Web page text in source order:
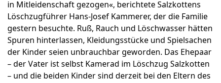
in Mitleidenschaft gezogen«, berichtete Salzkottens
Löschzugführer Hans-Josef Kammerer, der die Familie
gestern besuchte. Ruß, Rauch und Löschwasser hätten
Spuren hinterlassen, Kleidungsstücke und Spielsachen
der Kinder seien unbrauchbar geworden. Das Ehepaar
– der Vater ist selbst Kamerad im Löschzug Salzkotten
– und die beiden Kinder sind derzeit bei den Eltern des